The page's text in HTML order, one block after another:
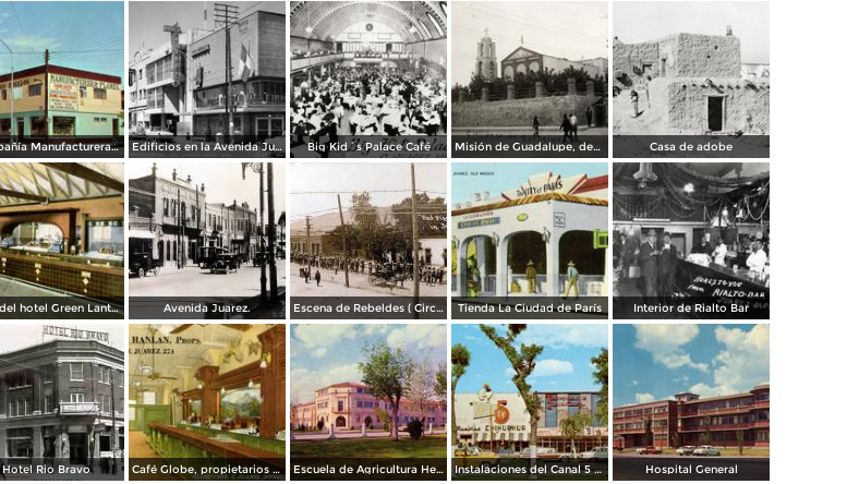
Compañía Manufacturera Plamex, en el cruce de Insurgentes y Paraguay Edificios en la Avenida Juárez Big Kid´s Palace Café Misión de Guadalupe, depúes de la toma de Ciudad Juárez, durante la Revolución Mexicana Casa de adobe
Café del hotel Green Lantern Inn Avenida Juarez. Escena de Rebeldes ( Circulada el 8 de Diciembre de 1913 ). Tienda La Ciudad de París Interior de Rialto Bar
Hotel Rio Bravo Café Globe, propietarios Mooney & Hanlan Escuela de Agricultura Hermanos Escobar Instalaciones del Canal 5 XEJ TV Hospital General